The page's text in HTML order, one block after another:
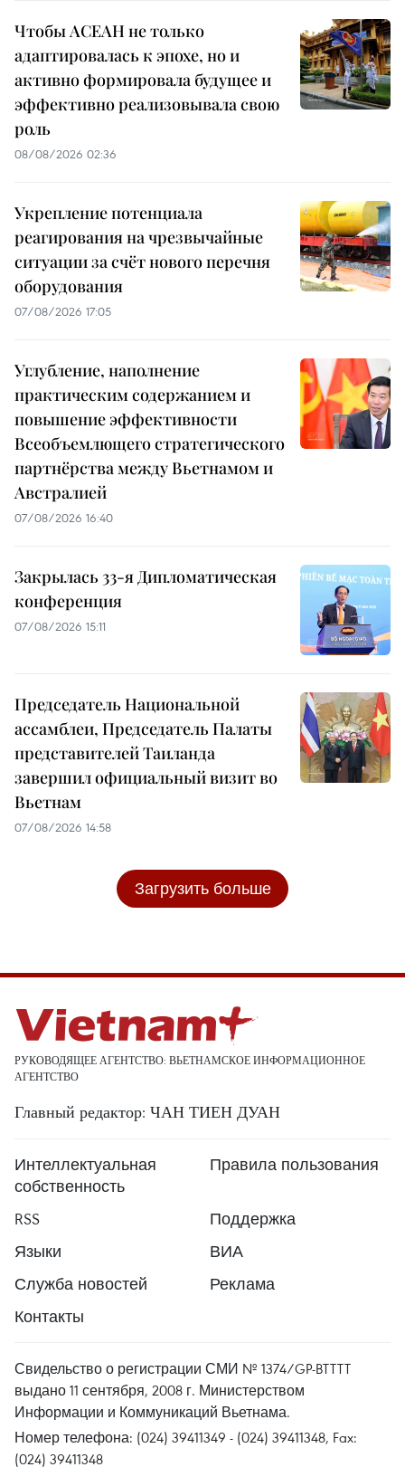
Чтобы АСЕАН не только
адаптировалась к эпохе, но и
активно формировала будущее и
эффективно реализовывала свою
роль
08/08/2026 02:36
Укрепление потенциала
реагирования на чрезвычайные
ситуации за счёт нового перечня
оборудования
07/08/2026 17:05
Углубление, наполнение
практическим содержанием и
повышение эффективности
Всеобъемлющего стратегического
партнёрства между Вьетнамом и
Австралией
07/08/2026 16:40
Закрылась 33-я Дипломатическая
конференция
07/08/2026 15:11
Председатель Национальной
ассамблеи, Председатель Палаты
представителей Таиланда
завершил официальный визит во
Вьетнам
07/08/2026 14:58
Загрузить больше
РУКОВОДЯЩЕЕ АГЕНТСТВО: ВЬЕТНАМСКОЕ ИНФОРМАЦИОННОЕ
АГЕНТСТВО
Главный редактор: ЧАН ТИЕН ДУАН
Интеллектуальная
собственность
Правила пользования
RSS
Поддержка
Языки
ВИА
Служба новостей
Реклама
Контакты
Свидельство о регистрации СМИ № 1374/GP-BTTTT
выдано 11 сентября, 2008 г. Министерством
Информации и Коммуникаций Вьетнама.
Номер телефона: (024) 39411349 - (024) 39411348, Fax:
(024) 39411348